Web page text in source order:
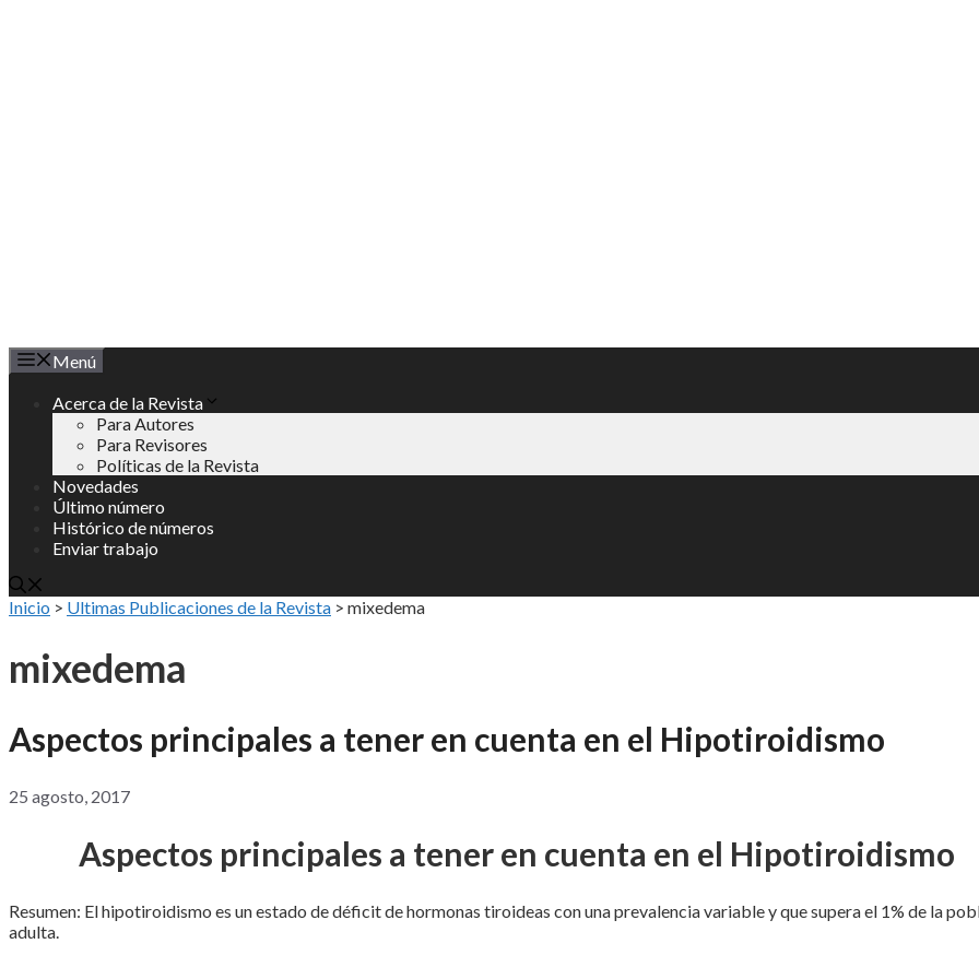
Menú
Acerca de la Revista
Para Autores
Para Revisores
Políticas de la Revista
Novedades
Último número
Histórico de números
Enviar trabajo
Inicio > Ultimas Publicaciones de la Revista > mixedema
mixedema
Aspectos principales a tener en cuenta en el Hipotiroidismo
25 agosto, 2017
Aspectos principales a tener en cuenta en el Hipotiroidismo
Resumen: El hipotiroidismo es un estado de déficit de hormonas tiroideas con una prevalencia variable y que supera el 1% de la
adulta.